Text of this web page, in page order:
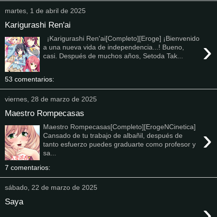
martes, 1 de abril de 2025
Karigurashi Ren'ai
›
¡Karigurashi Ren'ai[Completo][Eroge] ¡Bienvenido
a una nueva vida de independencia...! Bueno,
casi. Después de muchos años, Setoda Tak...
53 comentarios:
viernes, 28 de marzo de 2025
Maestro Rompecasas
›
Maestro Rompecasas[Completo][ErogeNCinetica]
Cansado de tu trabajo de albañil, después de
tanto esfuerzo puedes graduarte como profesor y
sa...
7 comentarios:
sábado, 22 de marzo de 2025
Saya